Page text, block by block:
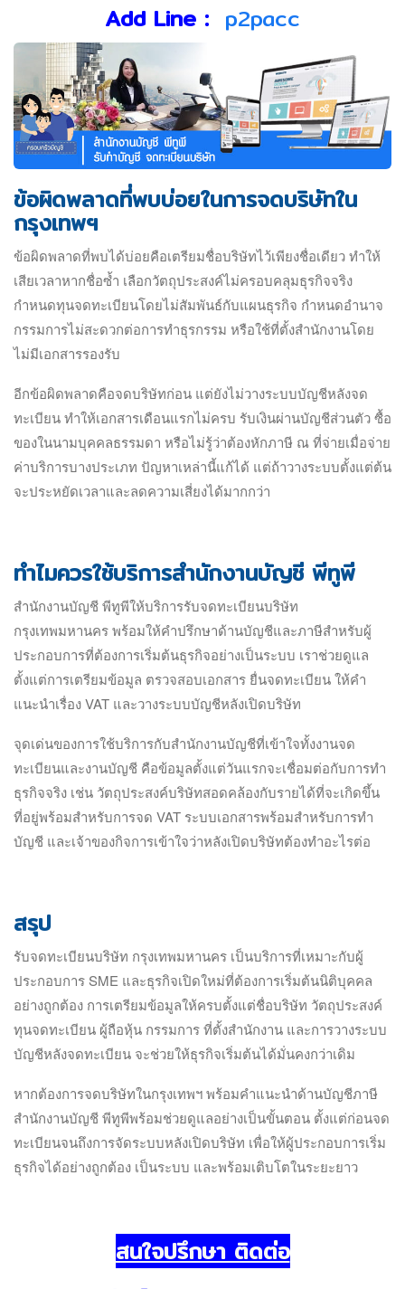
Add Line : p2pacc
ข้อผิดพลาดที่พบบ่อยในการจดบริษัทใน
กรุงเทพฯ
ข้อผิดพลาดที่พบได้บ่อยคือเตรียมชื่อบริษัทไว้เพียงชื่อเดียว ทำให้
เสียเวลาหากชื่อซ้ำ เลือกวัตถุประสงค์ไม่ครอบคลุมธุรกิจจริง
กำหนดทุนจดทะเบียนโดยไม่สัมพันธ์กับแผนธุรกิจ กำหนดอำนาจ
กรรมการไม่สะดวกต่อการทำธุรกรรม หรือใช้ที่ตั้งสำนักงานโดย
ไม่มีเอกสารรองรับ
อีกข้อผิดพลาดคือจดบริษัทก่อน แต่ยังไม่วางระบบบัญชีหลังจด
ทะเบียน ทำให้เอกสารเดือนแรกไม่ครบ รับเงินผ่านบัญชีส่วนตัว ซื้อ
ของในนามบุคคลธรรมดา หรือไม่รู้ว่าต้องหักภาษี ณ ที่จ่ายเมื่อจ่าย
ค่าบริการบางประเภท ปัญหาเหล่านี้แก้ได้ แต่ถ้าวางระบบตั้งแต่ต้น
จะประหยัดเวลาและลดความเสี่ยงได้มากกว่า
ทำไมควรใช้บริการสำนักงานบัญชี พีทูพี
สำนักงานบัญชี พีทูพีให้บริการรับจดทะเบียนบริษัท
กรุงเทพมหานคร พร้อมให้คำปรึกษาด้านบัญชีและภาษีสำหรับผู้
ประกอบการที่ต้องการเริ่มต้นธุรกิจอย่างเป็นระบบ เราช่วยดูแล
ตั้งแต่การเตรียมข้อมูล ตรวจสอบเอกสาร ยื่นจดทะเบียน ให้คำ
แนะนำเรื่อง VAT และวางระบบบัญชีหลังเปิดบริษัท
จุดเด่นของการใช้บริการกับสำนักงานบัญชีที่เข้าใจทั้งงานจด
ทะเบียนและงานบัญชี คือข้อมูลตั้งแต่วันแรกจะเชื่อมต่อกับการทำ
ธุรกิจจริง เช่น วัตถุประสงค์บริษัทสอดคล้องกับรายได้ที่จะเกิดขึ้น
ที่อยู่พร้อมสำหรับการจด VAT ระบบเอกสารพร้อมสำหรับการทำ
บัญชี และเจ้าของกิจการเข้าใจว่าหลังเปิดบริษัทต้องทำอะไรต่อ
สรุป
รับจดทะเบียนบริษัท กรุงเทพมหานคร เป็นบริการที่เหมาะกับผู้
ประกอบการ SME และธุรกิจเปิดใหม่ที่ต้องการเริ่มต้นนิติบุคคล
อย่างถูกต้อง การเตรียมข้อมูลให้ครบตั้งแต่ชื่อบริษัท วัตถุประสงค์
ทุนจดทะเบียน ผู้ถือหุ้น กรรมการ ที่ตั้งสำนักงาน และการวางระบบ
บัญชีหลังจดทะเบียน จะช่วยให้ธุรกิจเริ่มต้นได้มั่นคงกว่าเดิม
หากต้องการจดบริษัทในกรุงเทพฯ พร้อมคำแนะนำด้านบัญชีภาษี
สำนักงานบัญชี พีทูพีพร้อมช่วยดูแลอย่างเป็นขั้นตอน ตั้งแต่ก่อนจด
ทะเบียนจนถึงการจัดระบบหลังเปิดบริษัท เพื่อให้ผู้ประกอบการเริ่ม
ธุรกิจได้อย่างถูกต้อง เป็นระบบ และพร้อมเติบโตในระยะยาว
สนใจปรึกษา ติดต่อ